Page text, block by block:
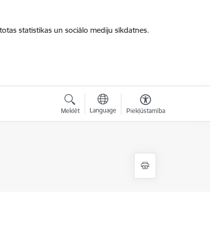
statistikas un sociālo mediju sīkdatnes.
Meklēt Language Piekļūstamība